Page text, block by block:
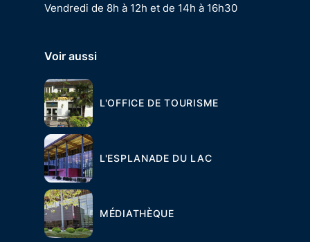
Vendredi de 8h à 12h et de 14h à 16h30
Voir aussi
L'OFFICE DE TOURISME
L'ESPLANADE DU LAC
MÉDIATHÈQUE